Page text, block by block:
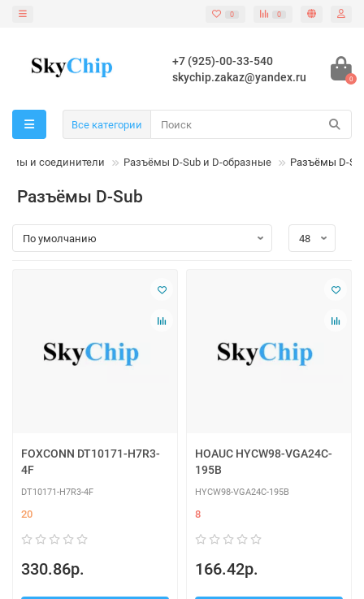
0 0
+7 (925)-00-33-540
skychip.zakaz@yandex.ru
0
Все категории
и соединители Разъёмы D-Sub и D-образные Разъёмы D-
Разъёмы D-Sub
FOXCONN DT10171-H7R3-
4F
DT10171-H7R3-4F
20
330.86р.
HOAUC HYCW98-VGA24C-
195B
HYCW98-VGA24C-195B
8
166.42р.